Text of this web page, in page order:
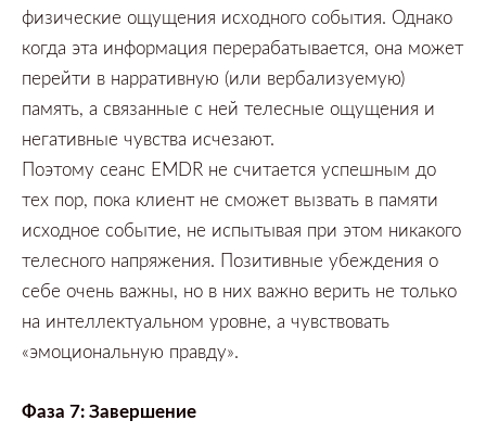
физические ощущения исходного события. Однако
когда эта информация перерабатывается, она может
перейти в нарративную (или вербализуемую)
память, а связанные с ней телесные ощущения и
негативные чувства исчезают.
Поэтому сеанс EMDR не считается успешным до
тех пор, пока клиент не сможет вызвать в памяти
исходное событие, не испытывая при этом никакого
телесного напряжения. Позитивные убеждения о
себе очень важны, но в них важно верить не только
на интеллектуальном уровне, а чувствовать
«эмоциональную правду».
Фаза 7:Завершение